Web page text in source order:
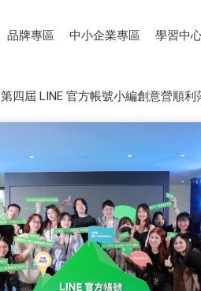
品牌專區 中小企業專區 學習中
第四屆 LINE 官方帳號小編創意營順